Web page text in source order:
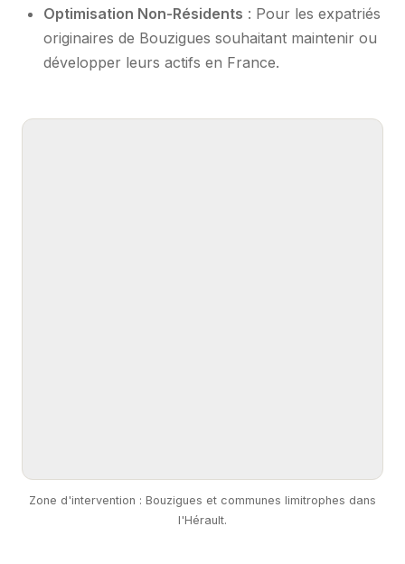
Optimisation Non-Résidents : Pour les expatriés
originaires de Bouzigues souhaitant maintenir ou
développer leurs actifs en France.
Zone d'intervention : Bouzigues et communes limitrophes dans
l'Hérault.